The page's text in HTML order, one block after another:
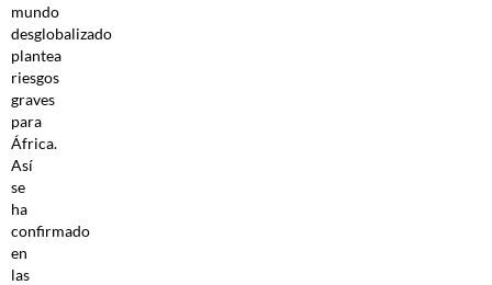
mundo
desglobalizado
plantea
riesgos
graves
para
África.
Así
se
ha
confirmado
en
las